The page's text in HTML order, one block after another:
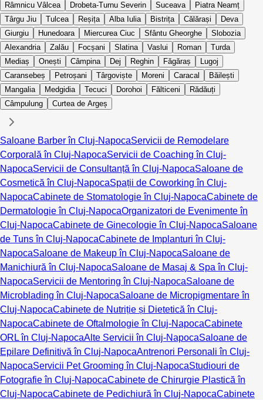
Râmnicu Vâlcea
Drobeta-Turnu Severin Suceava
Piatra Neamț
Târgu Jiu
Tulcea Reșița Alba Iulia Bistrița Călărași
Deva
Giurgiu
Hunedoara Miercurea Ciuc Sfântu Gheorghe
Slobozia
Alexandria
Zalău Focșani Slatina Vaslui Roman
Turda
Mediaș
Onești Câmpina Dej Reghin Făgăraș
Lugoj
Caransebeș
Petroșani Târgoviște Moreni Caracal
Băilești
Mangalia
Medgidia Tecuci Dorohoi Fălticeni
Rădăuți
Câmpulung
Curtea de Argeș
Saloane Barber în Cluj-NapocaServicii de Remodelare
Corporală în Cluj-NapocaServicii de Coaching în Cluj-
NapocaServicii de Consultanță în Cluj-NapocaSaloane de
Cosmetică în Cluj-NapocaSpații de Coworking în Cluj-
NapocaCabinete de Stomatologie în Cluj-NapocaCabinete de
Dermatologie în Cluj-NapocaOrganizatori de Evenimente în
Cluj-NapocaCabinete de Ginecologie în Cluj-NapocaSaloane
de Tuns în Cluj-NapocaCabinete de Implanturi în Cluj-
NapocaSaloane de Makeup în Cluj-NapocaSaloane de
Manichiură în Cluj-NapocaSaloane de Masaj & Spa în Cluj-
NapocaServicii de Mentoring în Cluj-NapocaSaloane de
Microblading în Cluj-NapocaSaloane de Micropigmentare în
Cluj-NapocaCabinete de Nutriție și Dietetică în Cluj-
NapocaCabinete de Oftalmologie în Cluj-NapocaCabinete
ORL în Cluj-NapocaAlte Servicii în Cluj-NapocaSaloane de
Epilare Definitivă în Cluj-NapocaAntrenori Personali în Cluj-
NapocaServicii Pet Grooming în Cluj-NapocaStudiouri de
Fotografie în Cluj-NapocaCabinete de Chirurgie Plastică în
Cluj-NapocaCabinete de Pedichiură în Cluj-NapocaCabinete